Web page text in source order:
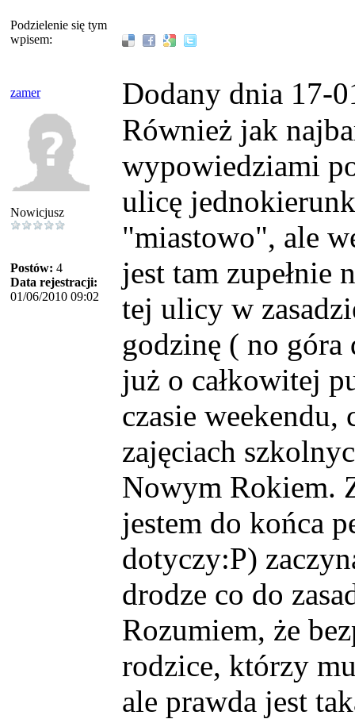
Podzielenie się tym
wpisem:
zamer Dodany dnia 17-
Nowicjusz
Postów: 4
Data rejestracji:
01/06/2010 09:02
Również jak
wypowiedziami
ulicę
"miastowo", ale
jest tam zupełnie
tej ulicy w
godzinę ( no
już o całkowitej
czasie
zajęciach
Nowym Rokiem.
jestem do końca
dotyczy:P)
drodze co do
Rozumiem, że
rodzice, którzy
ale prawda jest